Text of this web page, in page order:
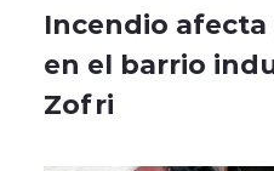
Incendio
en el barrio
Zofri